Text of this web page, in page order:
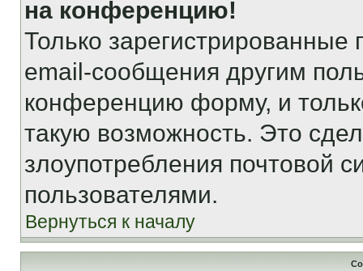
на конференцию!
Только зарегистрированные
email-сообщения другим
конференцию форму, и
такую возможность. Это
злоупотребления почтовой
пользователями.
Вернуться к началу